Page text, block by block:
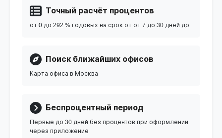
Точный расчёт процентов
от 0 до 292 % годовых на срок от от 7 до 30 дней до
Поиск ближайших офисов
Карта офиса в Москва
Беспроцентный период
Первые до 30 дней без процентов при оформлении
через приложение